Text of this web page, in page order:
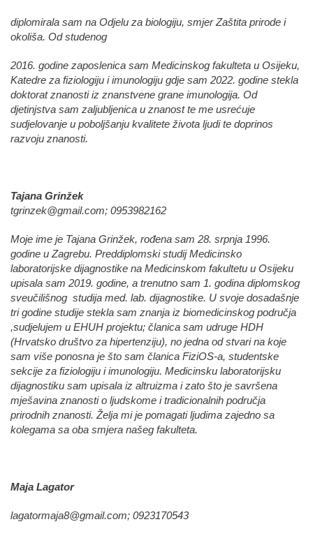
diplomirala sam na Odjelu za biologiju, smjer Zaštita prirode i
okoliša. Od studenog
2016. godine zaposlenica sam Medicinskog fakulteta u Osijeku,
Katedre za fiziologiju i imunologiju gdje sam 2022. godine stekla
doktorat znanosti iz znanstvene grane imunologija. Od
djetinjstva sam zaljubljenica u znanost te me usrećuje
sudjelovanje u poboljšanju kvalitete života ljudi te doprinos
razvoju znanosti.
Tajana Grinžek
tgrinzek@gmail.com; 0953982162
Moje ime je Tajana Grinžek, rođena sam 28. srpnja 1996.
godine u Zagrebu. Preddiplomski studij Medicinsko
laboratorijske dijagnostike na Medicinskom fakultetu u Osijeku
upisala sam 2019. godine, a trenutno sam 1. godina diplomskog
sveučilišnog studija med. lab. dijagnostike. U svoje dosadašnje
tri godine studije stekla sam znanja iz biomedicinskog područja
,sudjelujem u EHUH projektu; članica sam udruge HDH
(Hrvatsko društvo za hipertenziju), no jedna od stvari na koje
sam više ponosna je što sam članica FiziOS-a, studentske
sekcije za fiziologiju i imunologiju. Medicinsku laboratorijsku
dijagnostiku sam upisala iz altruizma i zato što je savršena
mješavina znanosti o ljudskome i tradicionalnih područja
prirodnih znanosti. Želja mi je pomagati ljudima zajedno sa
kolegama sa oba smjera našeg fakulteta.
Maja Lagator
lagatormaja8@gmail.com; 0923170543